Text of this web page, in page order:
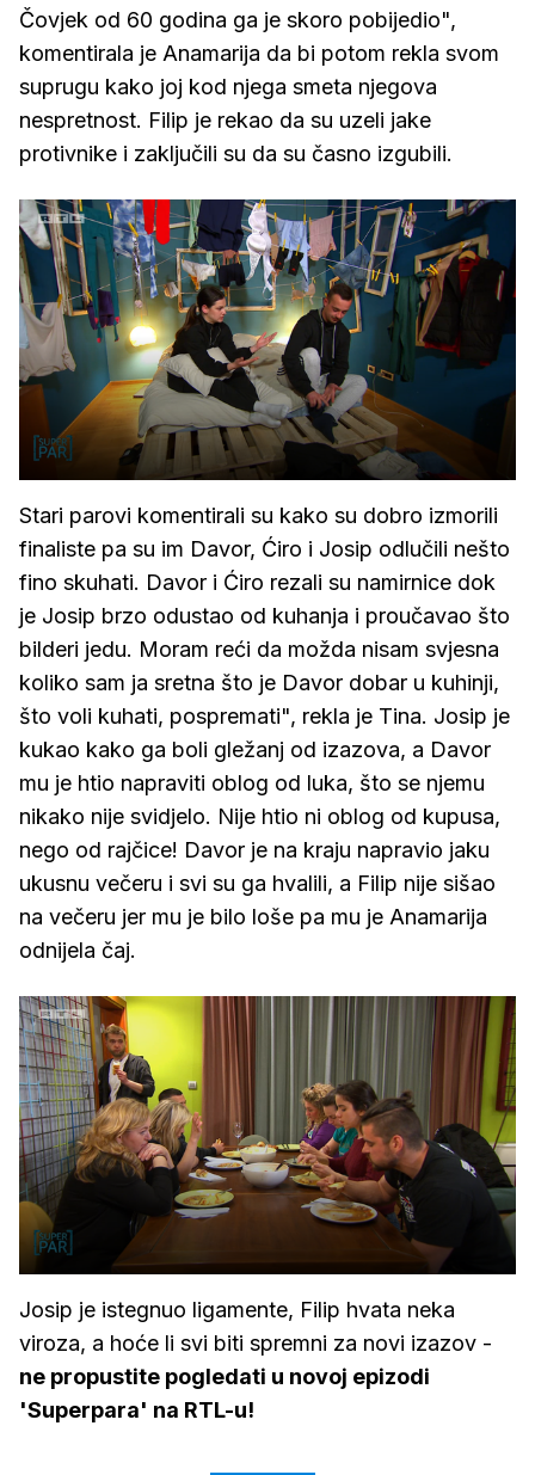
Čovjek od 60 godina ga je skoro pobijedio",
komentirala je Anamarija da bi potom rekla svom
suprugu kako joj kod njega smeta njegova
nespretnost. Filip je rekao da su uzeli jake
protivnike i zaključili su da su časno izgubili.
Stari parovi komentirali su kako su dobro izmorili
finaliste pa su im Davor, Ćiro i Josip odlučili nešto
fino skuhati. Davor i Ćiro rezali su namirnice dok
je Josip brzo odustao od kuhanja i proučavao što
bilderi jedu. Moram reći da možda nisam svjesna
koliko sam ja sretna što je Davor dobar u kuhinji,
što voli kuhati, pospremati", rekla je Tina. Josip je
kukao kako ga boli gležanj od izazova, a Davor
mu je htio napraviti oblog od luka, što se njemu
nikako nije svidjelo. Nije htio ni oblog od kupusa,
nego od rajčice! Davor je na kraju napravio jaku
ukusnu večeru i svi su ga hvalili, a Filip nije sišao
na večeru jer mu je bilo loše pa mu je Anamarija
odnijela čaj.
Josip je istegnuo ligamente, Filip hvata neka
viroza, a hoće li svi biti spremni za novi izazov -
ne propustite pogledati u novoj epizodi
'Superpara' na RTL-u!